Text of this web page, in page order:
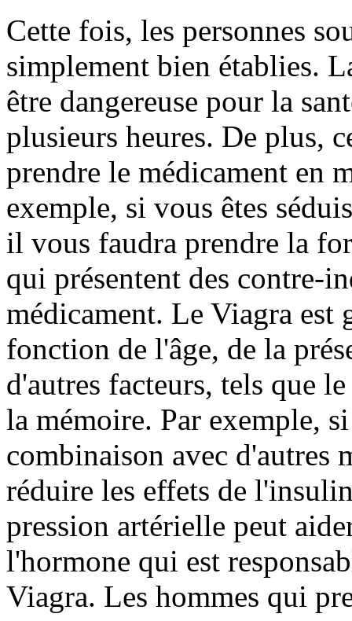
Cette fois, les personnes
simplement bien établies.
être dangereuse pour la
plusieurs heures. De plus,
prendre le médicament en
exemple, si vous êtes
il vous faudra prendre la
qui présentent des contre-
médicament. Le Viagra est
fonction de l'âge, de la
d'autres facteurs, tels que
la mémoire. Par exemple,
combinaison avec d'autres
réduire les effets de
pression artérielle peut
l'hormone qui est
Viagra. Les hommes qui